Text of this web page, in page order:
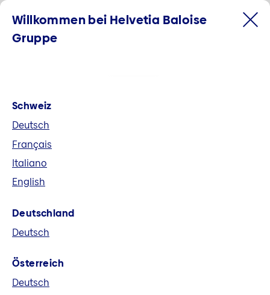
Willkommen bei der Helvetia
Baloise Gruppe
Allbranchenversicherer der Schweiz und
eine führende europäische
Willkommen bei Helvetia Baloise
Gruppe
Schweiz
Deutsch
Français
Italiano
English
Deutschland
Deutsch
Österreich
Deutsch